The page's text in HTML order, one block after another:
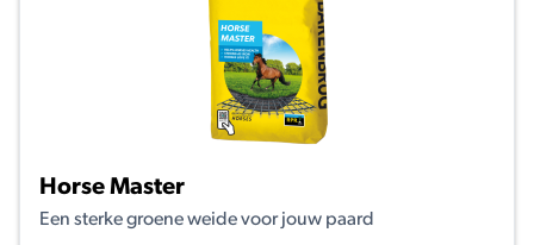
Horse Master
Een sterke groene weide voor jouw paard